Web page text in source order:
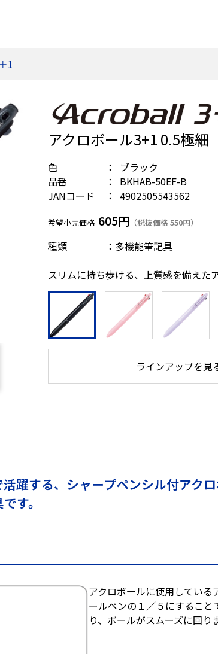
1
アクロボール3+1 0.5極細
色
ブラック
品番
BKHAB-50EF-B
JANコード
4902505543562
希望小売価格 605円 （税抜価格 550円）
種類 ：多機能筆記具
スリムに持ち歩ける、上質感を備えた
ラインアップを見
躍する、シャープペンシル付アク
す。
アクロボールに使用してい
ールペンの１／５にするこ
り、ボールがスムーズに回り